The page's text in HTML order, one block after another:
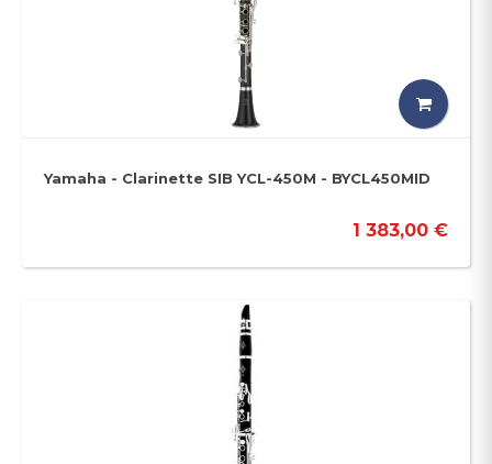
Yamaha - Clarinette SIB YCL-450M - BYCL450MID
1 383,00 €